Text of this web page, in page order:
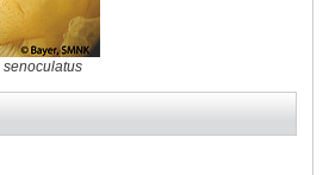
senoculatus